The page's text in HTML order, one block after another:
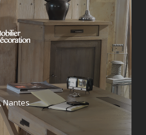
Nantes